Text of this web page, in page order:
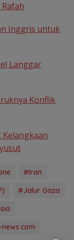
Inggris untuk
Langgar
Konflik
Kelangkaan
#Iran
#Jalur Gaza